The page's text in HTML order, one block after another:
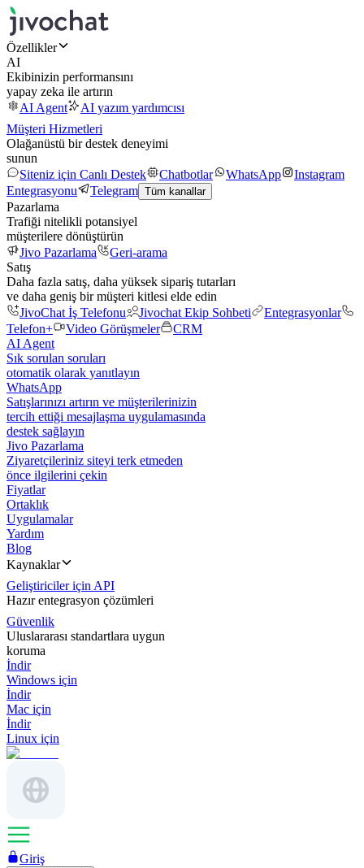
Özellikler
AI
Ekibinizin performansını
yapay zeka ile artırın
AI Agent
AI yazım yardımcısı
Müşteri Hizmetleri
Olağanüstü bir destek deneyimi
sunun
Siteniz için Canlı Destek
Chatbotlar WhatsApp
Instagram
Entegrasyonu
Telegram Tüm kanallar
Pazarlama
Trafiği nitelikli potansiyel
müşterilere dönüştürün
Jivo Pazarlama
Geri-arama
Satış
Daha fazla satış, daha yüksek sipariş tutarları
ve daha geniş bir müşteri kitlesi elde edin
JivoChat İş Telefonu
Jivochat Ekip Sohbeti
Entegrasyonlar
Telefon+
Video Görüşmeler
CRM
AI Agent
Sık sorulan soruları
otomatik olarak yanıtlayın
WhatsApp
Satışlarınızı artırın ve müşterilerinizin
tercih ettiği mesajlaşma uygulamasında
destek sağlayın
Jivo Pazarlama
Ziyaretçileriniz siteyi terk etmeden
önce ilgilerini çekin
Fiyatlar
Ortaklık
Uygulamalar
Yardım
Blog
Kaynaklar
Geliştiriciler için API
Hazır entegrasyon çözümleri
Güvenlik
Uluslararası standartlara uygun
koruma
İndir
Windows için
İndir
Mac için
İndir
Linux için
Giriş